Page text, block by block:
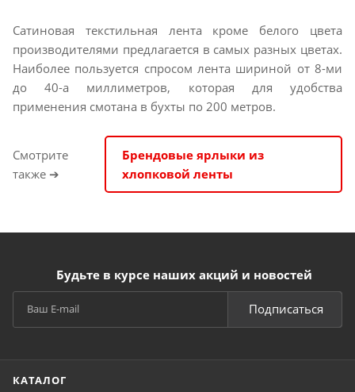
Сатиновая текстильная лента кроме белого цвета
производителями предлагается в самых разных цветах.
Наиболее пользуется спросом лента шириной от 8-ми
до 40-а миллиметров, которая для удобства
применения смотана в бухты по 200 метров.
Смотрите
также ➔
Брендовые ярлыки из
хлопковой ленты
Будьте в курсе наших акций и новостей
Подписаться
КАТАЛОГ